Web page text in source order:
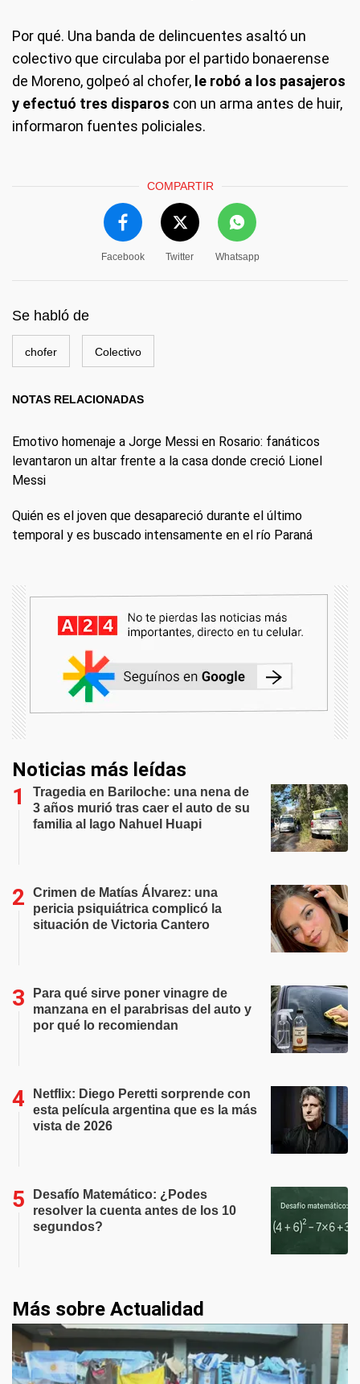
Por qué. Una banda de delincuentes asaltó un
colectivo que circulaba por el partido bonaerense
de Moreno, golpeó al chofer, le robó a los pasajeros
y efectuó tres disparos con un arma antes de huir,
informaron fuentes policiales.
COMPARTIR
Facebook Twitter Whatsapp
Se habló de
chofer Colectivo
NOTAS RELACIONADAS
Emotivo homenaje a Jorge Messi en Rosario: fanáticos
levantaron un altar frente a la casa donde creció Lionel
Messi
Quién es el joven que desapareció durante el último
temporal y es buscado intensamente en el río Paraná
Noticias más leídas
Tragedia en Bariloche: una nena de
3 años murió tras caer el auto de su
familia al lago Nahuel Huapi
Crimen de Matías Álvarez: una
pericia psiquiátrica complicó la
situación de Victoria Cantero
Para qué sirve poner vinagre de
manzana en el parabrisas del auto y
por qué lo recomiendan
Netflix: Diego Peretti sorprende con
esta película argentina que es la más
vista de 2026
Desafío Matemático: ¿Podes
resolver la cuenta antes de los 10
segundos?
Más sobre Actualidad